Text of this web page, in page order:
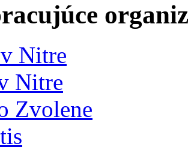
Nitre
Nitre
Zvolene